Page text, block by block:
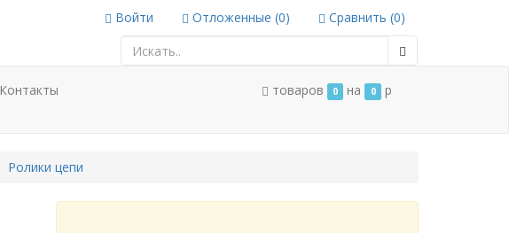
Войти Отложенные (0) Сравнить (0)
Контакты товаров 0 на 0 p
Ролики цепи